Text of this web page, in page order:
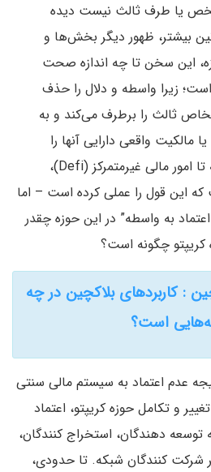
شخص یا طرف ثالث نیست دیده
بیشتر، ظهور دیگر بخش‌ها و
این سخن تا چه اندازه صحت
زیرا واسطه و دلال را حذف
ثالث را برطرف می‌کند و به
مالکیت واقعی دارایی آنها را
می‌دهد. از بیت کوین گرفته تا امور مالی غیرمتمرکز (Defi)،
این قول را عملی کرده است – اما
اعتماد به واسطه” در این حوزه چقدر
چگونه است؟
: کاربردهای بلاکچین در چه
است؟
عدم اعتماد به سیستم مالی سنتی
و تکامل حوزه کریپتو، اعتماد
توسعه دهندگان، استخراج کنندگان،
شرکت کنندگان شبکه. تا حدودی،